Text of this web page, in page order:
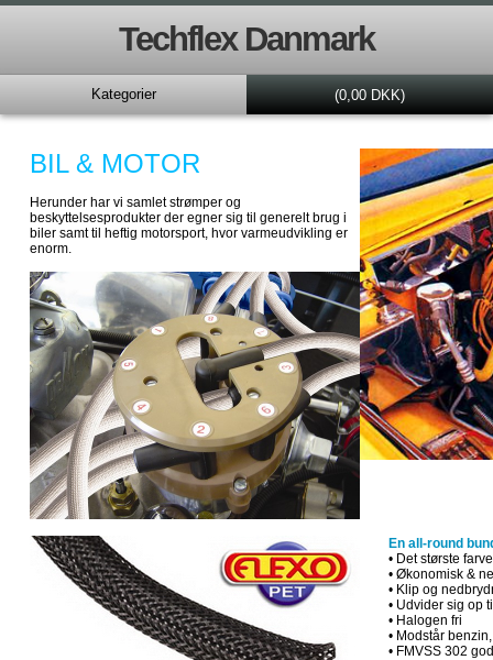
Techflex Danmark
Kategorier (0,00 DKK)
BIL & MOTOR
Herunder har vi samlet strømper og
beskyttelsesprodukter der egner sig til generelt brug i
biler samt til heftig motorsport, hvor varmeudvikling er
enorm.
En all-round
• Det største
• Økonomisk &
• Klip og
• Udvider sig op
• Halogen fri
• Modstår
• FMVSS 302